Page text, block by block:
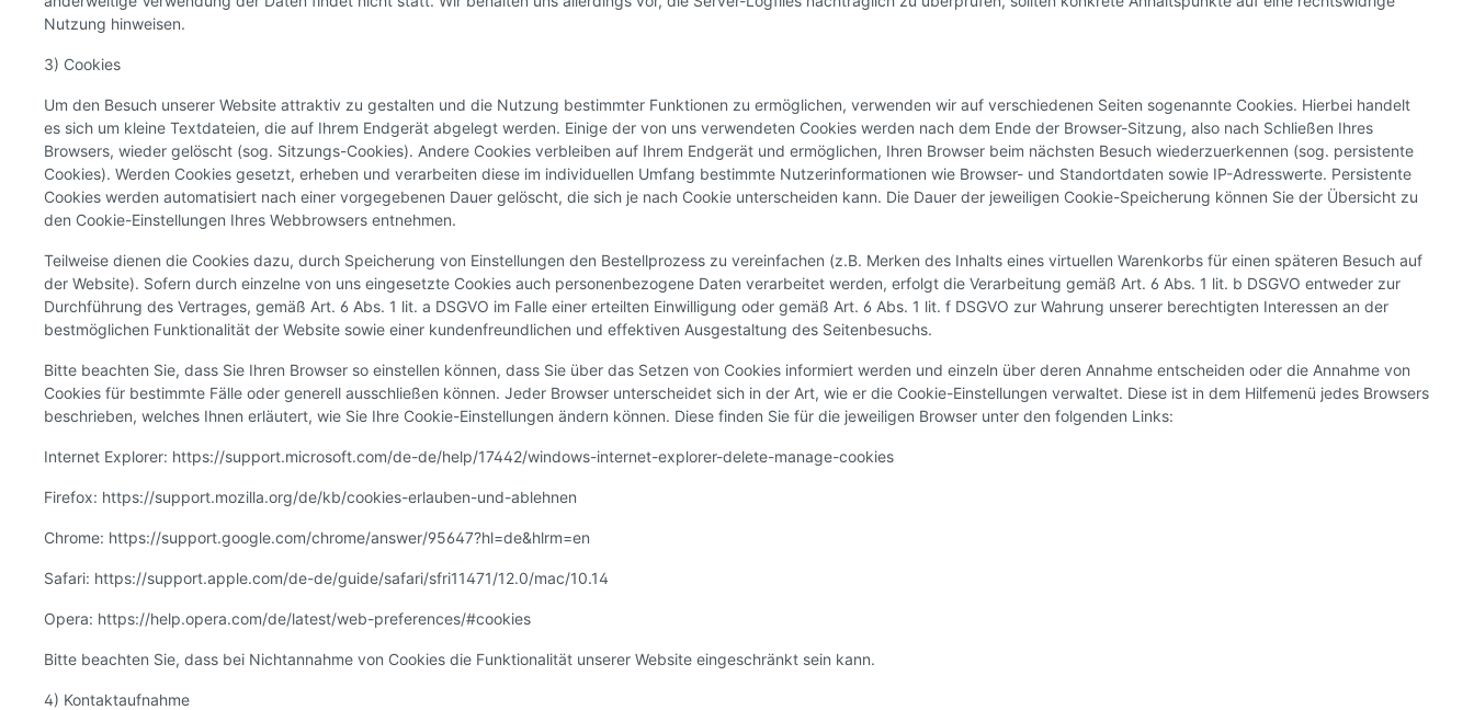
Nutzung hinweisen.
3) Cookies
Um den Besuch unserer Website attraktiv zu gestalten und die Nutzung bestimmter Funktionen zu ermöglichen, verwenden wir auf verschiedenen Seiten sogenannte Cookies. Hierbei handelt
es sich um kleine Textdateien, die auf Ihrem Endgerät abgelegt werden. Einige der von uns verwendeten Cookies werden nach dem Ende der Browser-Sitzung, also nach Schließen Ihres
Browsers, wieder gelöscht (sog. Sitzungs-Cookies). Andere Cookies verbleiben auf Ihrem Endgerät und ermöglichen, Ihren Browser beim nächsten Besuch wiederzuerkennen (sog. persistente
Cookies). Werden Cookies gesetzt, erheben und verarbeiten diese im individuellen Umfang bestimmte Nutzerinformationen wie Browser- und Standortdaten sowie IP-Adresswerte. Persistente
Cookies werden automatisiert nach einer vorgegebenen Dauer gelöscht, die sich je nach Cookie unterscheiden kann. Die Dauer der jeweiligen Cookie-Speicherung können Sie der Übersicht zu
den Cookie-Einstellungen Ihres Webbrowsers entnehmen.
Teilweise dienen die Cookies dazu, durch Speicherung von Einstellungen den Bestellprozess zu vereinfachen (z.B. Merken des Inhalts eines virtuellen Warenkorbs für einen späteren Besuch auf
der Website). Sofern durch einzelne von uns eingesetzte Cookies auch personenbezogene Daten verarbeitet werden, erfolgt die Verarbeitung gemäß Art. 6 Abs. 1 lit. b DSGVO entweder zur
Durchführung des Vertrages, gemäß Art. 6 Abs. 1 lit. a DSGVO im Falle einer erteilten Einwilligung oder gemäß Art. 6 Abs. 1 lit. f DSGVO zur Wahrung unserer berechtigten Interessen an der
bestmöglichen Funktionalität der Website sowie einer kundenfreundlichen und effektiven Ausgestaltung des Seitenbesuchs.
Bitte beachten Sie, dass Sie Ihren Browser so einstellen können, dass Sie über das Setzen von Cookies informiert werden und einzeln über deren Annahme entscheiden oder die Annahme von
Cookies für bestimmte Fälle oder generell ausschließen können. Jeder Browser unterscheidet sich in der Art, wie er die Cookie-Einstellungen verwaltet. Diese ist in dem Hilfemenü jedes Browsers
beschrieben, welches Ihnen erläutert, wie Sie Ihre Cookie-Einstellungen ändern können. Diese finden Sie für die jeweiligen Browser unter den folgenden Links:
Internet Explorer: https://support.microsoft.com/de-de/help/17442/windows-internet-explorer-delete-manage-cookies
Firefox: https://support.mozilla.org/de/kb/cookies-erlauben-und-ablehnen
Chrome: https://support.google.com/chrome/answer/95647?hl=de&hlrm=en
Safari: https://support.apple.com/de-de/guide/safari/sfri11471/12.0/mac/10.14
Opera: https://help.opera.com/de/latest/web-preferences/#cookies
Bitte beachten Sie, dass bei Nichtannahme von Cookies die Funktionalität unserer Website eingeschränkt sein kann.
4) Kontaktaufnahme